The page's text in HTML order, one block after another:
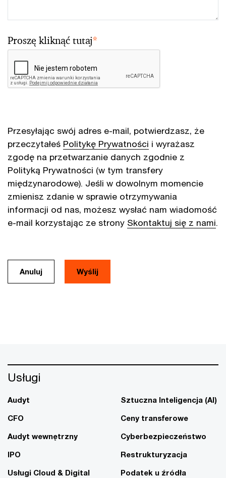
Proszę kliknąć tutaj*
Przesyłając swój adres e-mail, potwierdzasz, że
przeczytałeś Politykę Prywatności i wyrażasz
zgodę na przetwarzanie danych zgodnie z
Polityką Prywatności (w tym transfery
międzynarodowe). Jeśli w dowolnym momencie
zmienisz zdanie w sprawie otrzymywania
informacji od nas, możesz wysłać nam wiadomość
e-mail korzystając ze strony Skontaktuj się z nami.
Anuluj
Usługi
Audyt
CFO
Audyt wewnętrzny
IPO
Usługi Cloud & Digital
Sztuczna Inteligencja (AI)
Ceny transferowe
Cyberbezpieczeństwo
Restrukturyzacja
Podatek u źródła